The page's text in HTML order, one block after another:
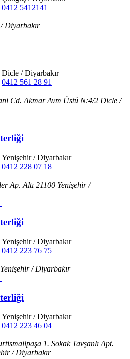
0412 5412141
Diyarbakır
Dicle /Diyarbakır
0412 561 28 91
Cd. Akmar Avm Üstü N:4/2 Dicle /
Yenişehir/Diyarbakır
0412 228 07 18
Ap. Altı 21100 Yenişehir /
Yenişehir/Diyarbakır
0412 223 76 75
/ Diyarbakır
Yenişehir/Diyarbakır
0412 223 46 04
1. Sokak Tavşanlı Apt.
/ Diyarbakır